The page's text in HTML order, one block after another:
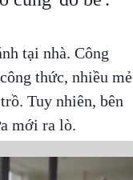
tại nhà. Công
thức, nhiều mẻ
Tuy nhiên, bên
mới ra lò.